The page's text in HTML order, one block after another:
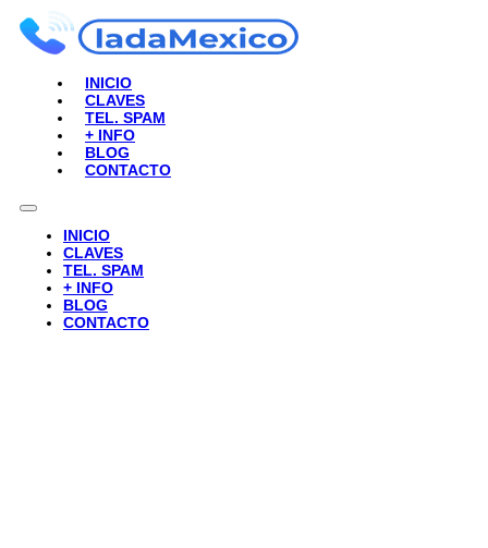
INICIO
CLAVES
TEL. SPAM
+ INFO
BLOG
CONTACTO
INICIO
CLAVES
TEL. SPAM
+ INFO
BLOG
CONTACTO